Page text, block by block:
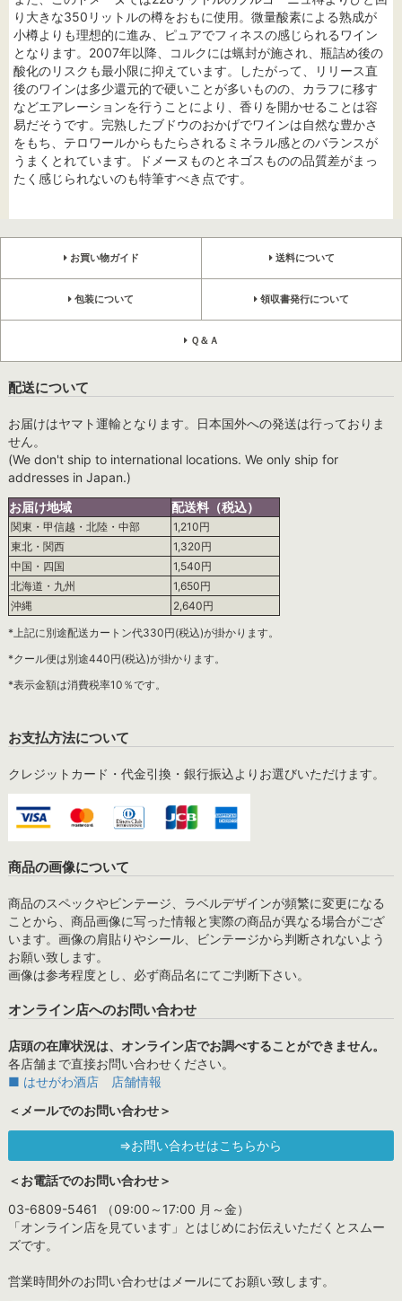
り大きな350リットルの樽をおもに使用。微量酸素による熟成が
小樽よりも理想的に進み、ピュアでフィネスの感じられるワイン
となります。2007年以降、コルクには蝋封が施され、瓶詰め後の
酸化のリスクも最小限に抑えています。したがって、リリース直
後のワインは多少還元的で硬いことが多いものの、カラフに移す
などエアレーションを行うことにより、香りを開かせることは容
易だそうです。完熟したブドウのおかげでワインは自然な豊かさ
をもち、テロワールからもたらされるミネラル感とのバランスが
うまくとれています。ドメーヌものとネゴスものの品質差がまっ
たく感じられないのも特筆すべき点です。
お買い物ガイド 送料について
包装について 領収書発行について
Ｑ＆Ａ
配送について
お届けはヤマト運輸となります。日本国外への発送は行っておりま
せん。
(We don't ship to international locations. We only ship for
addresses in Japan.)
お届け地域
配送料（税込）
関東・甲信越・北陸・中部
1,210円
東北・関西
1,320円
中国・四国
1,540円
北海道・九州
1,650円
沖縄
2,640円
*上記に別途配送カートン代330円(税込)が掛かります。
*クール便は別途440円(税込)が掛かります。
*表示金額は消費税率10％です。
お支払方法について
クレジットカード・代金引換・銀行振込よりお選びいただけます。
商品の画像について
商品のスペックやビンテージ、ラベルデザインが頻繁に変更になる
ことから、商品画像に写った情報と実際の商品が異なる場合がござ
います。画像の肩貼りやシール、ビンテージから判断されないよう
お願い致します。
画像は参考程度とし、必ず商品名にてご判断下さい。
オンライン店へのお問い合わせ
店頭の在庫状況は、オンライン店でお調べすることができません。
各店舗まで直接お問い合わせください。
■ はせがわ酒店 店舗情報
＜メールでのお問い合わせ＞
⇒お問い合わせはこちらから
＜お電話でのお問い合わせ＞
03-6809-5461 （09:00～17:00 月～金）
「オンライン店を見ています」とはじめにお伝えいただくとスムー
ズです。
営業時間外のお問い合わせはメールにてお願い致します。